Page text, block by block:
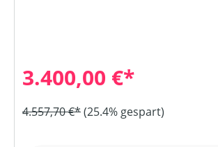
3.400,00 €*
4.557,70 €*(25.4% gespart)